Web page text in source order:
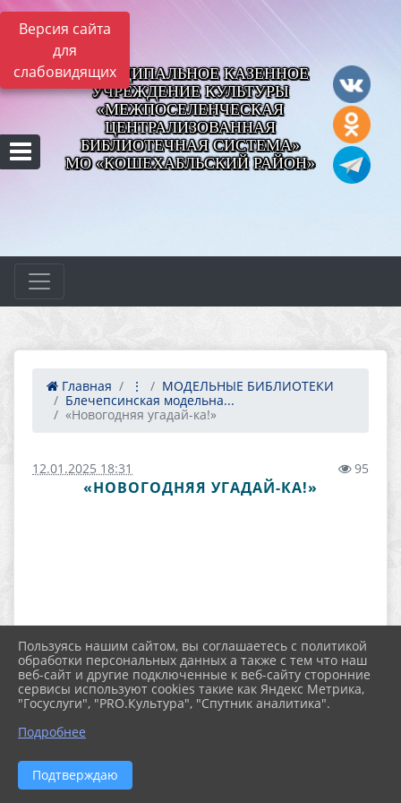
Версия сайта
для
слабовидящихМУНИЦИПАЛЬНОЕ КАЗЕННОЕ
УЧРЕЖДЕНИЕ КУЛЬТУРЫ
«МЕЖПОСЕЛЕНЧЕСКАЯ
ЦЕНТРАЛИЗОВАННАЯ
БИБЛИОТЕЧНАЯ СИСТЕМА»
МО «КОШЕХАБЛЬСКИЙ РАЙОН»
Главная ⋮
МОДЕЛЬНЫЕ БИБЛИОТЕКИ
Блечепсинская модельна...
«Новогодняя угадай-ка!»
12.01.2025 18:31 95
«НОВОГОДНЯЯ УГАДАЙ-КА!»
Пользуясь нашим сайтом, вы соглашаетесь с политикой
обработки персональных данных а также с тем что наш
веб-сайт и другие подключенные к веб-сайту сторонние
сервисы используют cookies такие как Яндекс Метрика,
"Госуслуги", "PRO.Культура", "Спутник аналитика".
Подробнее
Подтверждаю